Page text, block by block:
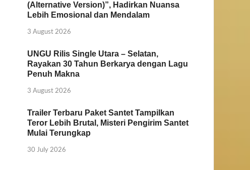
(Alternative Version)”, Hadirkan Nuansa
Lebih Emosional dan Mendalam
3 August 2026
UNGU Rilis Single Utara – Selatan,
Rayakan 30 Tahun Berkarya dengan Lagu
Penuh Makna
3 August 2026
Trailer Terbaru Paket Santet Tampilkan
Teror Lebih Brutal, Misteri Pengirim Santet
Mulai Terungkap
30 July 2026